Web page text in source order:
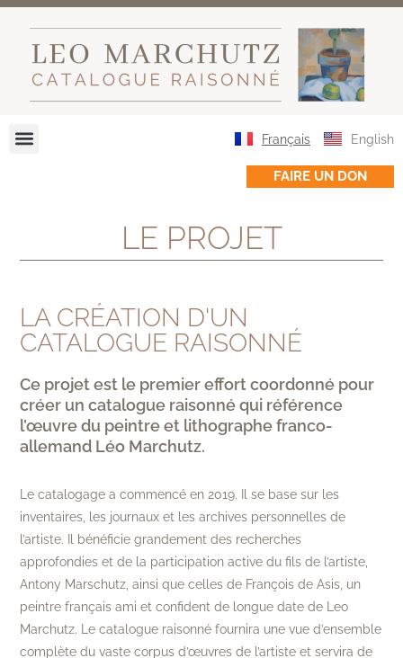
Français English
FAIRE UN DON
LE PROJET
LA CRÉATION D'UN
CATALOGUE RAISONNÉ
Ce projet est le premier effort coordonné pour
créer un catalogue raisonné qui référence
l’œuvre du peintre et lithographe franco-
allemand Léo Marchutz.
Le catalogage a commencé en 2019. Il se base sur les
inventaires, les journaux et les archives personnelles de
l’artiste. Il bénéficie grandement des recherches
approfondies et de la participation active du fils de l’artiste,
Antony Marschutz, ainsi que celles de François de Asis, un
peintre français ami et confident de longue date de Leo
Marchutz. Le catalogue raisonné fournira une vue d’ensemble
complète du vaste corpus d’œuvres de l’artiste et servira de